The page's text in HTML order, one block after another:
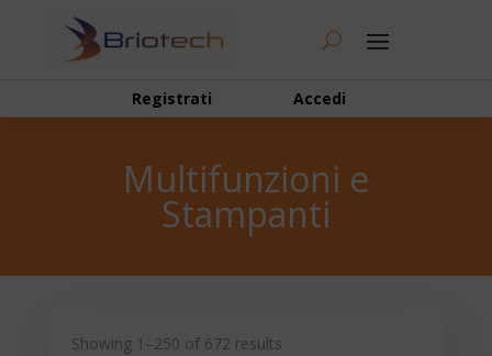
Registrati Accedi
Multifunzioni e
Stampanti
Showing 1–250 of 672 results